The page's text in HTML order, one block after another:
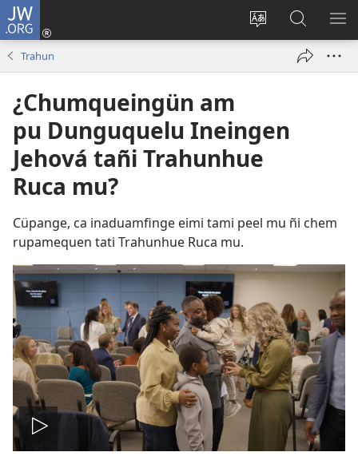
JW.ORG
Quintunge
quewun
Tami
conal
mu)
Quintual
JW.ORG
Trahun
¿Chumqueingün am
pu Dunguquelu Ineingen
Jehová tañi Trahunhue
Ruca mu?
Cüpange, ca inaduamfinge eimi tami peel mu ñi chem
rupamequen tati Trahunhue Ruca mu.
Amulcünungepe